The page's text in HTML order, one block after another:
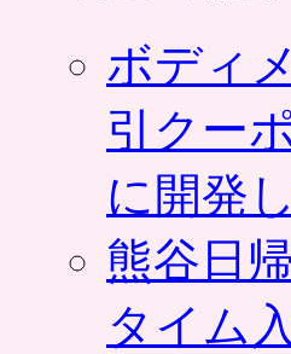
ボディ
引クー
に開発
熊谷日
タイム